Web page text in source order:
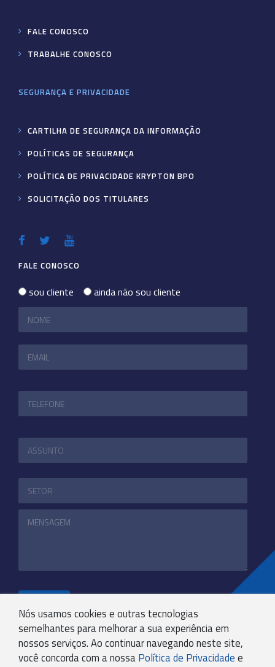
Nós usamos cookies e outras tecnologias
semelhantes para melhorar a sua experiência em
nossos serviços. Ao continuar navegando neste site,
você concorda com a nossa Política de Privacidade e
FALE CONOSCO
TRABALHE CONOSCO
SEGURANÇA E PRIVACIDADE
CARTILHA DE SEGURANÇA DA INFORMAÇÃO
POLÍTICAS DE SEGURANÇA
POLÍTICA DE PRIVACIDADE KRYPTON BPO
SOLICITAÇÃO DOS TITULARES
FALE CONOSCO
sou cliente ainda não sou cliente
+55 31 3244-4800